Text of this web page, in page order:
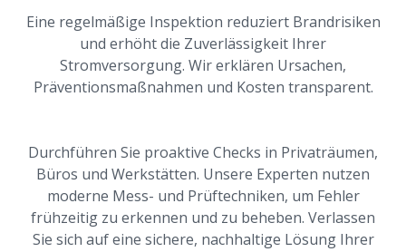
Eine regelmäßige Inspektion reduziert Brandrisiken
und erhöht die Zuverlässigkeit Ihrer
Stromversorgung. Wir erklären Ursachen,
Präventionsmaßnahmen und Kosten transparent.
Durchführen Sie proaktive Checks in Privaträumen,
Büros und Werkstätten. Unsere Experten nutzen
moderne Mess- und Prüftechniken, um Fehler
frühzeitig zu erkennen und zu beheben. Verlassen
Sie sich auf eine sichere, nachhaltige Lösung Ihrer